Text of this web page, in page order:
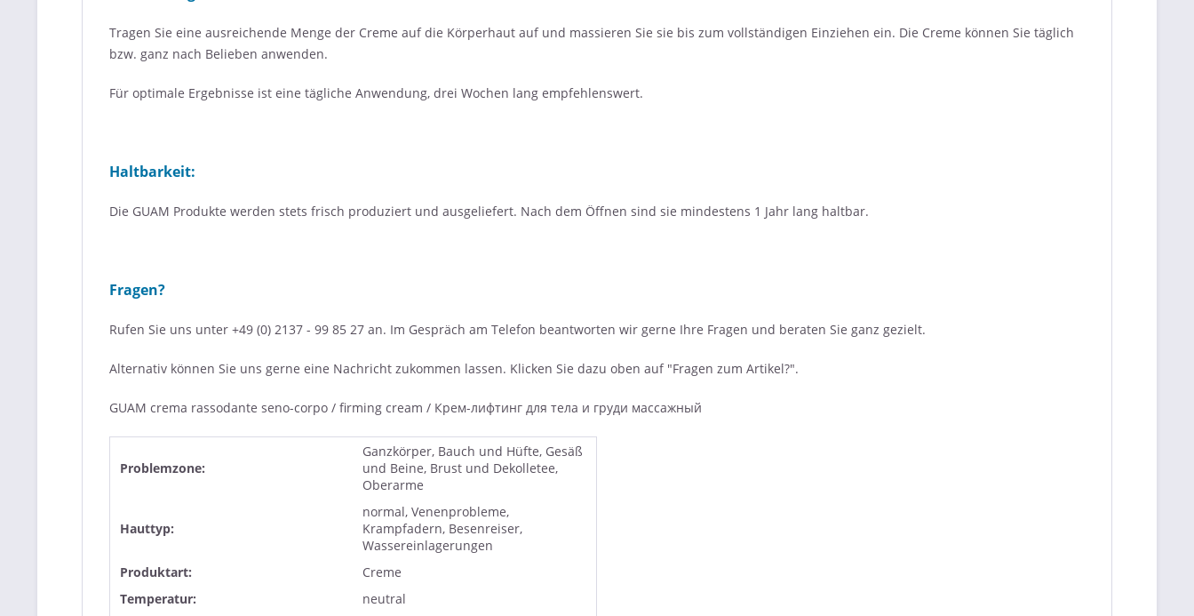
Tragen Sie eine ausreichende Menge der Creme auf die Körperhaut auf und massieren Sie sie bis zum vollständigen Einziehen ein. Die Creme können Sie täglich
bzw. ganz nach Belieben anwenden.
Für optimale Ergebnisse ist eine tägliche Anwendung, drei Wochen lang empfehlenswert.
Haltbarkeit:
Die GUAM Produkte werden stets frisch produziert und ausgeliefert. Nach dem Öffnen sind sie mindestens 1 Jahr lang haltbar.
Fragen?
Rufen Sie uns unter +49 (0) 2137 - 99 85 27 an. Im Gespräch am Telefon beantworten wir gerne Ihre Fragen und beraten Sie ganz gezielt.
Alternativ können Sie uns gerne eine Nachricht zukommen lassen. Klicken Sie dazu oben auf "Fragen zum Artikel?".
GUAM crema rassodante seno-corpo / firming cream / Крем-лифтинг для тела и груди массажный
Problemzone:
Ganzkörper, Bauch und Hüfte, Gesäß
und Beine, Brust und Dekolletee,
Oberarme
Hauttyp:
normal, Venenprobleme,
Krampfadern, Besenreiser,
Wassereinlagerungen
Produktart:
Creme
Temperatur:
neutral